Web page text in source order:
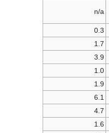
n/a
0.3
1.7
3.9
1.0
1.9
6.1
4.7
1.6